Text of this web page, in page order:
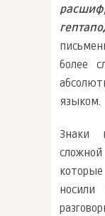
более
языком.
Знаки
носили